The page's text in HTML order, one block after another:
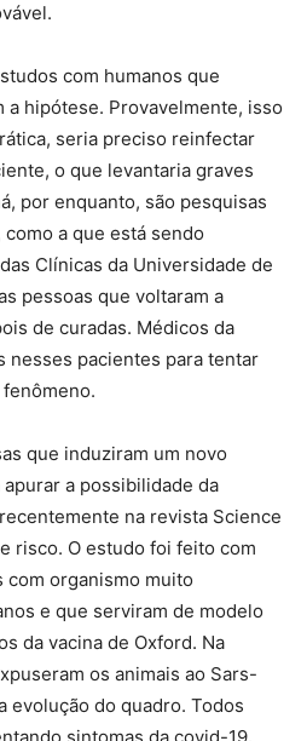
com humanos que
hipótese. Provavelmente, isso
seria preciso reinfectar
o que levantaria graves
por enquanto, são pesquisas
a que está sendo
Clínicas da Universidade de
pessoas que voltaram a
de curadas. Médicos da
nesses pacientes para tentar
que induziram um novo
a possibilidade da
na revista Science
risco. O estudo foi feito com
com organismo muito
e que serviram de modelo
da vacina de Oxford. Na
os animais ao Sars-
evolução do quadro. Todos